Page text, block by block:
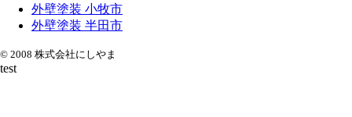
外壁塗装 小牧市
外壁塗装 半田市
© 2008 株式会社にしやま
test